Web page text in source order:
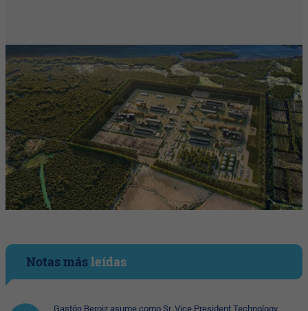
Notas másleídas
Gastón Beroiz asume como Sr. Vice President Technology